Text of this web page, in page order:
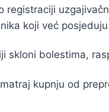
registraciji
koji već
skloni bolestima,
kupnju od